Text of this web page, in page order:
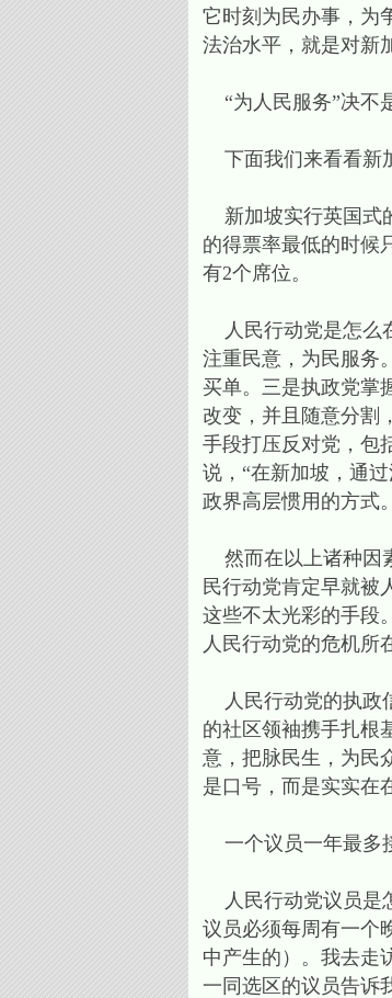
它时刻为民办事，为
法治水平，就是对新
“为人民服务”决不
下面我们来看看新
新加坡实行英国式
的得票率最低的时候
有2个席位。
人民行动党是怎么
注重民意，为民服务
买单。三是执政党掌
改变，并且随意分割
手段打压反对党，包
说，“在新加坡，通
政界高层惯用的方式
然而在以上诸种因
民行动党肯定早就被
这些不太光彩的手段
人民行动党的危机所
人民行动党的执政
的社区领袖携手扎根
意，把脉民生，为民
是口号，而是实实在
一个议员一年最多
人民行动党议员是
议员必须每周有一个
中产生的）。我去走
一同选区的议员告诉